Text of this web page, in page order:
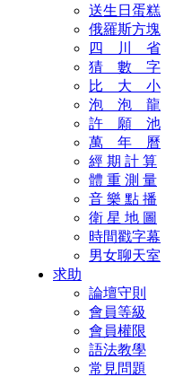
送生日蛋糕
俄羅斯方塊
四 川 省
猜 數 字
比 大 小
泡 泡 龍
許 願 池
萬 年 曆
經 期 計 算
體 重 測 量
音 樂 點 播
衛 星 地 圖
時間戳字幕
男女聊天室
求助
論壇守則
會員等級
會員權限
語法教學
常見問題